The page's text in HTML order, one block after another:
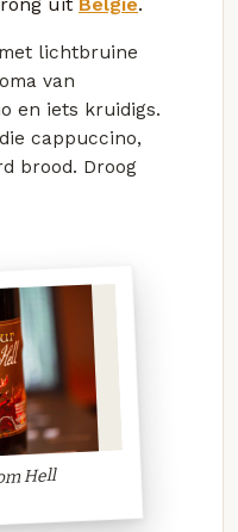
lichtbruine
van
en iets kruidigs.
cappuccino,
brood. Droog
Hell